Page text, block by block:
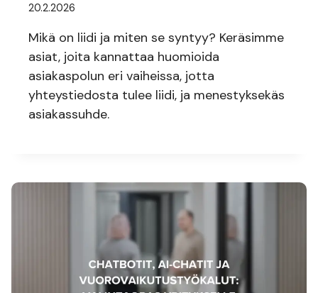
20.2.2026
Mikä on liidi ja miten se syntyy? Keräsimme
asiat, joita kannattaa huomioida
asiakaspolun eri vaiheissa, jotta
yhteystiedosta tulee liidi, ja menestyksekäs
asiakassuhde.